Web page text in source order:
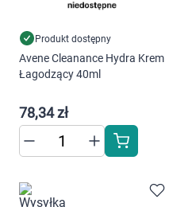
Produkt dostępny
Avene Cleanance Hydra Krem
Łagodzący 40ml
78,34 zł